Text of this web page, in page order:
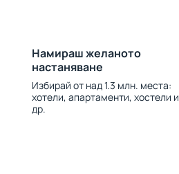
Намираш желаното
настаняване
Избирай от над 1.3 млн. места:
хотели, апартаменти, хостели и
др.